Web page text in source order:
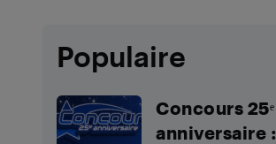
Populaire
Concours 25ᵉ
anniversaire :